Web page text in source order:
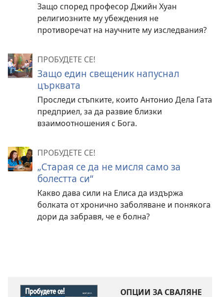
Защо според професор Джийн Хуан
религиозните му убеждения не
противоречат на научните му изследвания?
ПРОБУДЕТЕ СЕ!
Защо един свещеник напуснал
църквата
Проследи стъпките, които Антонио Дела Гата
предприел, за да развие близки
взаимоотношения с Бога.
ПРОБУДЕТЕ СЕ!
„Старая се да не мисля само за
болестта си“
Какво дава сили на Елиса да издържа
болката от хронично заболяване и понякога
дори да забравя, че е болна?
ОПЦИИ ЗА СВАЛЯНЕ